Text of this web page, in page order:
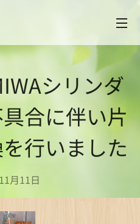
シリンダ
合に伴い片
行いました
月11日